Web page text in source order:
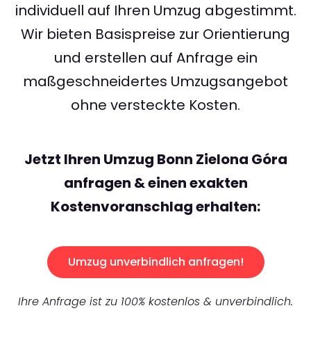
individuell auf Ihren Umzug abgestimmt.
Wir bieten Basispreise zur Orientierung
und erstellen auf Anfrage ein
maßgeschneidertes Umzugsangebot
ohne versteckte Kosten.
Jetzt Ihren Umzug Bonn Zielona Góra
anfragen & einen exakten
Kostenvoranschlag erhalten:
Umzug unverbindlich anfragen!
Ihre Anfrage ist zu 100% kostenlos & unverbindlich.